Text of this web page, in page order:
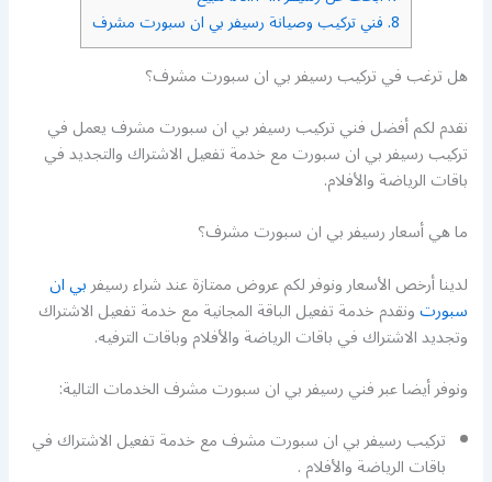
8. فني تركيب وصيانة رسيفر بي ان سبورت مشرف
هل ترغب في تركيب رسيفر بي ان سبورت مشرف؟
نقدم لكم أفضل فني تركيب رسيفر بي ان سبورت مشرف يعمل في
تركيب رسيفر بي ان سبورت مع خدمة تفعيل الاشتراك والتجديد في
باقات الرياضة والأفلام.
ما هي أسعار رسيفر بي ان سبورت مشرف؟
لدينا أرخص الأسعار ونوفر لكم عروض ممتازة عند شراء رسيفربي ان
سبورتونقدم خدمة تفعيل الباقة المجانية مع خدمة تفعيل الاشتراك
وتجديد الاشتراك في باقات الرياضة والأفلام وباقات الترفيه.
ونوفر أيضا عبر فني رسيفر بي ان سبورت مشرف الخدمات التالية:
تركيب رسيفر بي ان سبورت مشرف مع خدمة تفعيل الاشتراك في
باقات الرياضة والأفلام .